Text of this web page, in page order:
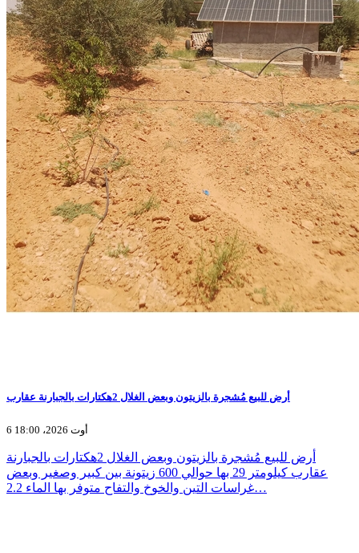
أرض للبيع مُشجرة بالزيتون وبعض الغلال 2هكتارات بالجبارنة عقارب
6 أوت 2026، 18:00
أرض للبيع مُشجرة بالزيتون وبعض الغلال 2هكتارات بالجبارنة
عقارب كيلومتر 29 بها حوالي 600 زيتونة بين كبير وصغير وبعض
غراسات التين والخوخ والتفاح متوفر بها الماء 2.2…